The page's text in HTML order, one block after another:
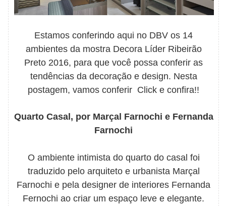
Estamos conferindo aqui no DBV os 14
ambientes da mostra Decora Líder Ribeirão
Preto 2016, para que você possa conferir as
tendências da decoração e design. Nesta
postagem, vamos conferir Click e confira!!
Quarto Casal, por Marçal Farnochi e Fernanda
Farnochi
O ambiente intimista do quarto do casal foi
traduzido pelo arquiteto e urbanista Marçal
Farnochi e pela designer de interiores Fernanda
Fernochi ao criar um espaço leve e elegante.